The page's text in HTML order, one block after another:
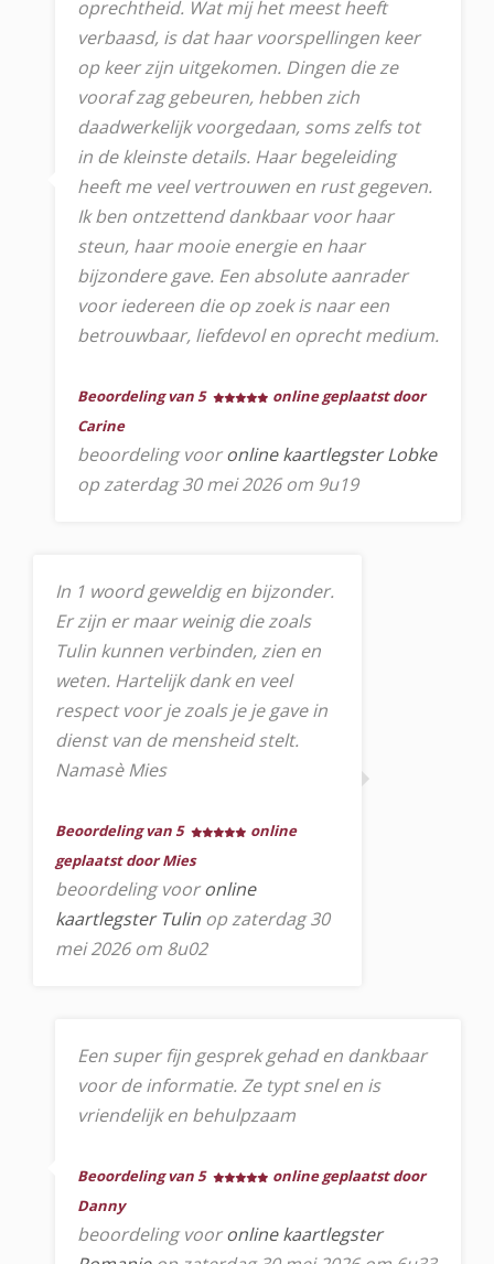
oprechtheid. Wat mij het meest heeft
verbaasd, is dat haar voorspellingen keer
op keer zijn uitgekomen. Dingen die ze
vooraf zag gebeuren, hebben zich
daadwerkelijk voorgedaan, soms zelfs tot
in de kleinste details. Haar begeleiding
heeft me veel vertrouwen en rust gegeven.
Ik ben ontzettend dankbaar voor haar
steun, haar mooie energie en haar
bijzondere gave. Een absolute aanrader
voor iedereen die op zoek is naar een
betrouwbaar, liefdevol en oprecht medium.
Beoordeling van 5
online geplaatst door
Carine
beoordeling vooronline kaartlegster Lobke
op zaterdag 30 mei 2026 om 9u19
In 1 woord geweldig en bijzonder.
Er zijn er maar weinig die zoals
Tulin kunnen verbinden, zien en
weten. Hartelijk dank en veel
respect voor je zoals je je gave in
dienst van de mensheid stelt.
Namasè Mies
Beoordeling van 5
online
geplaatst door Mies
beoordeling vooronline
kaartlegster Tulin op zaterdag 30
mei 2026 om 8u02
Een super fijn gesprek gehad en dankbaar
voor de informatie. Ze typt snel en is
vriendelijk en behulpzaam
Beoordeling van 5
online geplaatst door
Danny
beoordeling vooronline kaartlegster